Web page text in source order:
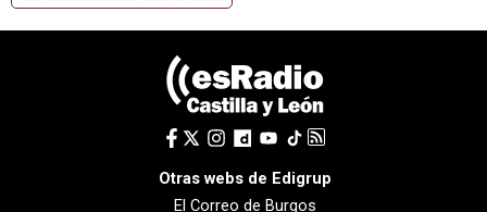
Otras webs de Edigrup
El Correo de Burgos